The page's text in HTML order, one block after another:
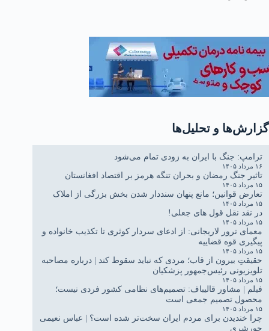
گزارش‌ها و تحلیل‌ها
ترامپ: جنگ با ایران به زودی تمام می‌شود
۱۶ مرداد ۱۴۰۵
تاثیر جنگ رمضان و بحران تنگه هرمز بر اقتصاد افغانستان
۱۵ مرداد ۱۴۰۵
تعارض قوانین؛ مانع پنهان سنددار شدن بخش بزرگی از املاک
۱۵ مرداد ۱۴۰۵
در نقد نقل قول های جعلی!
۱۵ مرداد ۱۴۰۵
معمای ترور لاریجانی: از ادعای سردار کوثری تا تکذیب خانواده و
پیگیری قوه قضاییه
۱۵ مرداد ۱۴۰۵
حقیقتِ بیرون از قاب؛ مردی که نباید سقوط کند | درباره مصاحبه
تلویزیونی رئیس‌جمهور پزشکیان
۱۵ مرداد ۱۴۰۵
فیلم | مشاور قالیباف: تصمیم‌های نظامی کشور فردی نیست؛
محصول تصمیم جمعی است
۱۵ مرداد ۱۴۰۵
چرا خندیدن برای مردم ایران سخت‌تر شده است؟ | عباس نعیمی
جورشری